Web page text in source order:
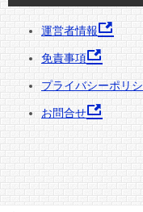
運営者情報
免責事項
プライバシーポリ
お問合せ